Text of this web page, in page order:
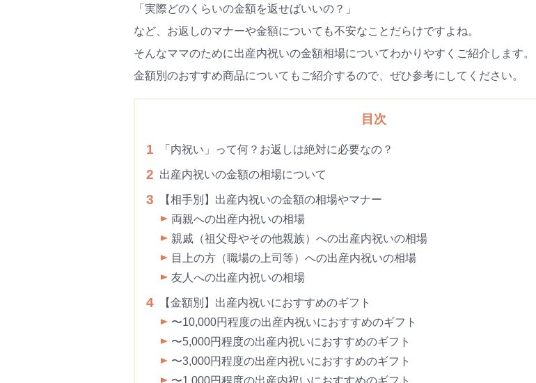
「実際どのくらいの金額を返せばいいの？」
など、お返しのマナーや金額についても不安なことだらけですよね。
そんなママのために出産内祝いの金額相場についてわかりやすくご紹介します。
金額別のおすすめ商品についてもご紹介するので、ぜひ参考にしてください。
目次
1 「内祝い」って何？お返しは絶対に必要なの？
2 出産内祝いの金額の相場について
3
【相手別】出産内祝いの金額の相場やマナー
両親への出産内祝いの相場
親戚（祖父母やその他親族）への出産内祝いの相場
目上の方（職場の上司等）への出産内祝いの相場
友人への出産内祝いの相場
4
【金額別】出産内祝いにおすすめのギフト
〜10,000円程度の出産内祝いにおすすめのギフト
〜5,000円程度の出産内祝いにおすすめのギフト
〜3,000円程度の出産内祝いにおすすめのギフト
〜1,000円程度の出産内祝いにおすすめのギフト